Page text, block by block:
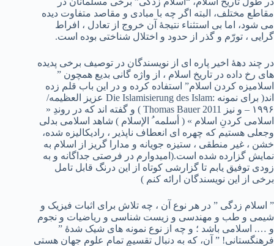
مقاطع مختلف، البته اگر چه با مبادی و مقاصد متفاوت دیده
می شود، اما بی استثناء نتیجۀ آن خروج از تعادل ، افراط
گرایی ، تورّم و گذر از حدود و اختلال شناختی بوده است.
در چند دهۀ اخیر پاره ای از نویسندگان در توصیف برخی پدیده
های رخ داده در تاریخ اسلام ، از واژه گانی بدیع همچون ”
اسلامیزه کردن اسلام” استفاده کرده و در این باب قلم زده
اند( برای نمونه :Die Islamisierung des Islam عزیز العظیمه/
۱۹۹۶ – و نیز Thomas Bauer 2011 ) و گفته اند که در روندِ «
اسلامی کردنِ اسلام » ( أسلمه ُ الإسلام ) شاهد اسلامی بدلی
وجعلی هستیم که چهره ای انعطاف ناپذیر ، رادیکالیزه شده،
خشن ، غیر منطقی ، ستیزه جویانه و مدارا گریز از اسلام به
نمایش گزارده شده است.(امیدوارم در فرصتی جداگانه و به
زودی توفیق یابم تا گزارشی کوتاه از این درنگ قابل تامل
برخی از این نویسندگان ارائه کنم )
” اسلام زدگی ” در هر نوع آن ، چه تلاش برای اثبات فیزیک و
شیمی و طب و مهندسی و زیست شناسی و ریاضیات و نجوم
و …. اسلامی باشد ؛ و چه از نوع نمونه های شیک شدۀ ”
فرهنگستانی! ” آن، که به دنبال تقسیم تمام علوم جهان هستی